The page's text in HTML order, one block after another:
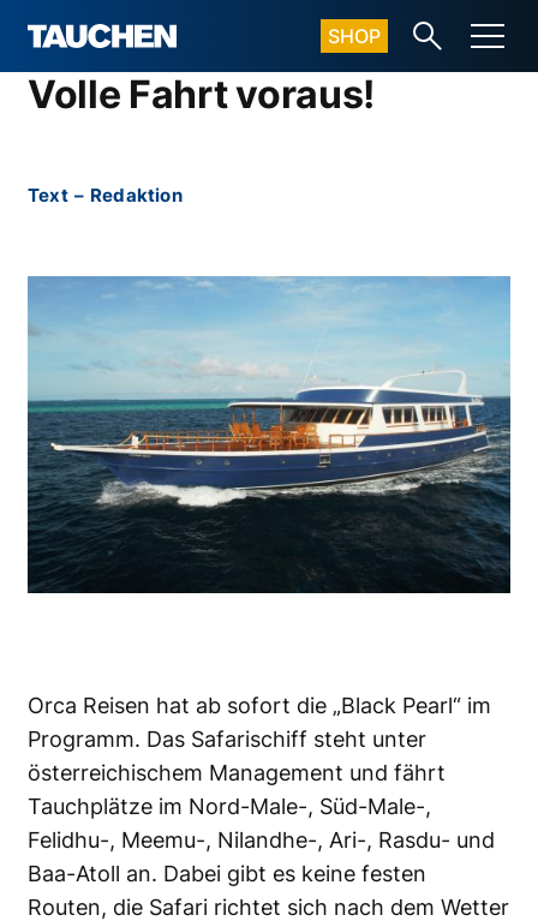
SHOP
Volle Fahrt voraus!
Text – Redaktion
Orca Reisen hat ab sofort die „Black Pearl“ im
Programm. Das Safarischiff steht unter
österreichischem Management und fährt
Tauchplätze im Nord-Male-, Süd-Male-,
Felidhu-, Meemu-, Nilandhe-, Ari-, Rasdu- und
Baa-Atoll an. Dabei gibt es keine festen
Routen, die Safari richtet sich nach dem Wetter